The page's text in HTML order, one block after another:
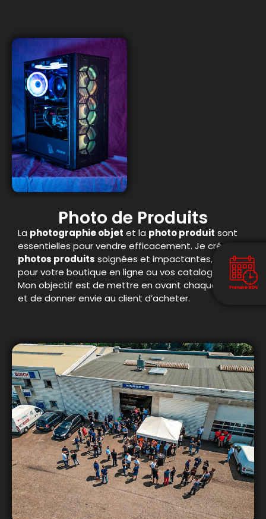
Photo de Produits
La photographie objet et la photo produit sont
essentielles pour vendre efficacement. Je crée des
photos produits soignées et impactantes, idéales
pour votre boutique en ligne ou vos catalogues.
Mon objectif est de mettre en avant chaque détail
et de donner envie au client d’acheter.